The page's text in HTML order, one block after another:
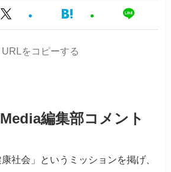
URLをコピーする
編集部コメント
社会」というミッションを掲げ、